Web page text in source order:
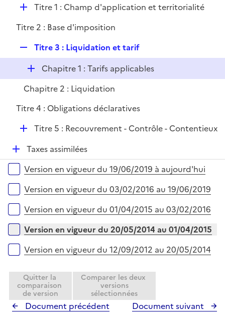
r
p
l
i
e
r
D
p
i
e
r
Titre 1 : Champ d'application et territorialité
Titre 2 : Base d'imposition
e
p
l
i
e
Titre 3 : Liquidation et tarif
D
é
p
l
e
Chapitre 1 : Tarifs applicables
Chapitre 2 : Liquidation
Titre 4 : Obligations déclaratives
D
p
l
i
e
Titre 5 : Recouvrement - Contrôle - Contentieux
D
é
p
e
Taxes assimilées
Versions sur la période
Version en vigueur du 19/06/2019 à aujourd'hui
Version en vigueur du 03/02/2016 au 19/06/2019
Version en vigueur du 01/04/2015 au 03/02/2016
Version en vigueur du 20/05/2014 au 01/04/2015
Version en vigueur du 12/09/2012 au 20/05/2014
Quitter la
comparaison
de version
Comparer les deux
versions
sélectionnées
Document précédent Document suivant